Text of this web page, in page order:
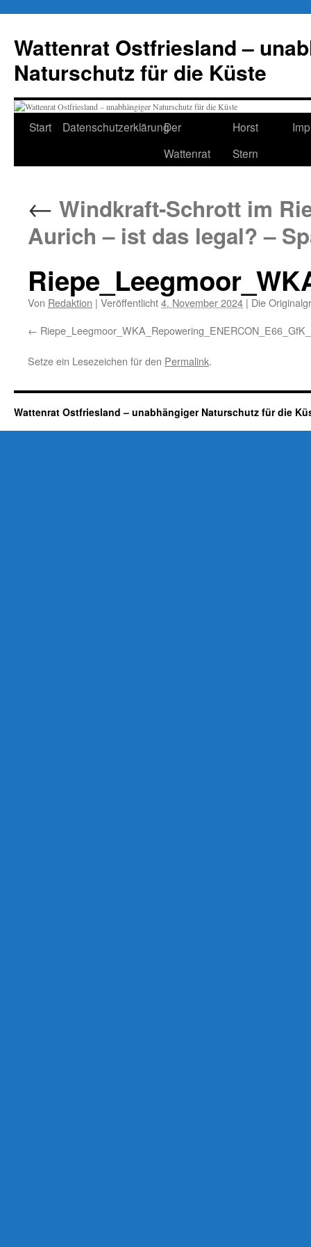
springen
Wattenrat Ostfriesland –
Naturschutz für die Küste
Start DatenschutzerklärungDer
Wattenrat
Horst
Stern
← Windkraft-Schrott im
Aurich – ist das legal? –
Von Redaktion | Veröffentlicht4. November 2024 | Die
Setze ein Lesezeichen für den Permalink.
Wattenrat Ostfriesland – unabhängiger Naturschutz für die